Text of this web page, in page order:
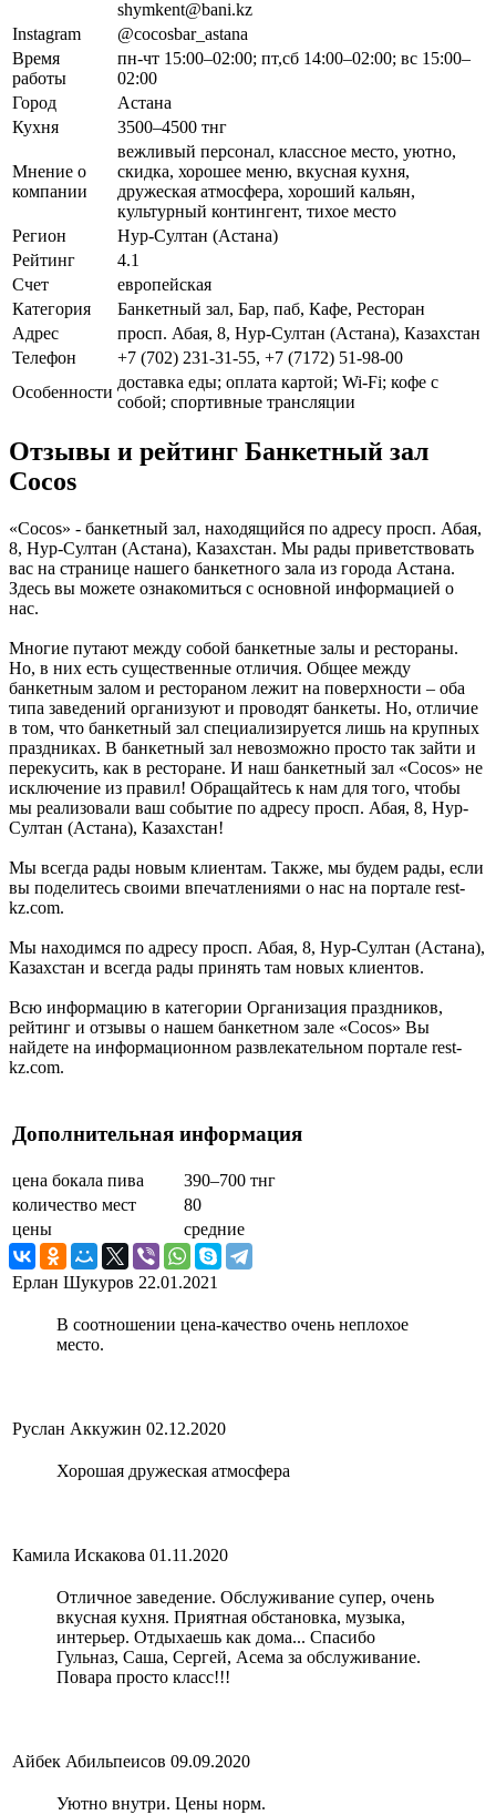
shymkent@bani.kz
Instagram
@cocosbar_astana
Время
работы
пн-чт 15:00–02:00; пт,сб 14:00–02:00; вс 15:00–
02:00
Город
Астана
Кухня
3500–4500 тнг
Мнение о
компании
вежливый персонал, классное место, уютно,
скидка, хорошее меню, вкусная кухня,
дружеская атмосфера, хороший кальян,
культурный контингент, тихое место
Регион
Нур-Султан (Астана)
Рейтинг
4.1
Счет
европейская
Категория
Банкетный зал, Бар, паб, Кафе, Ресторан
Адрес
просп. Абая, 8, Нур-Султан (Астана), Казахстан
Телефон
+7 (702) 231-31-55, +7 (7172) 51-98-00
Особенности
доставка еды; оплата картой; Wi-Fi; кофе с
собой; спортивные трансляции
Отзывы и рейтинг Банкетный зал
Cocos
«Cocos» - банкетный зал, находящийся по адресу просп. Абая,
8, Нур-Султан (Астана), Казахстан. Мы рады приветствовать
вас на странице нашего банкетного зала из города Астана.
Здесь вы можете ознакомиться с основной информацией о
нас.
Многие путают между собой банкетные залы и рестораны.
Но, в них есть существенные отличия. Общее между
банкетным залом и рестораном лежит на поверхности – оба
типа заведений организуют и проводят банкеты. Но, отличие
в том, что банкетный зал специализируется лишь на крупных
праздниках. В банкетный зал невозможно просто так зайти и
перекусить, как в ресторане. И наш банкетный зал «Cocos» не
исключение из правил! Обращайтесь к нам для того, чтобы
мы реализовали ваш событие по адресу просп. Абая, 8, Нур-
Султан (Астана), Казахстан!
Мы всегда рады новым клиентам. Также, мы будем рады, если
вы поделитесь своими впечатлениями о нас на портале rest-
kz.com.
Мы находимся по адресу просп. Абая, 8, Нур-Султан (Астана),
Казахстан и всегда рады принять там новых клиентов.
Всю информацию в категории Организация праздников,
рейтинг и отзывы о нашем банкетном зале «Cocos» Вы
найдете на информационном развлекательном портале rest-
kz.com.
Дополнительная информация
цена бокала пива
390–700 тнг
количество мест
80
цены
средние
Ерлан Шукуров 22.01.2021
В соотношении цена-качество очень неплохое
место.
Руслан Аккужин 02.12.2020
Хорошая дружеская атмосфера
Камила Искакова 01.11.2020
Отличное заведение. Обслуживание супер, очень
вкусная кухня. Приятная обстановка, музыка,
интерьер. Отдыхаешь как дома... Спасибо
Гульназ, Саша, Сергей, Асема за обслуживание.
Повара просто класс!!!
Айбек Абильпеисов 09.09.2020
Уютно внутри. Цены норм.